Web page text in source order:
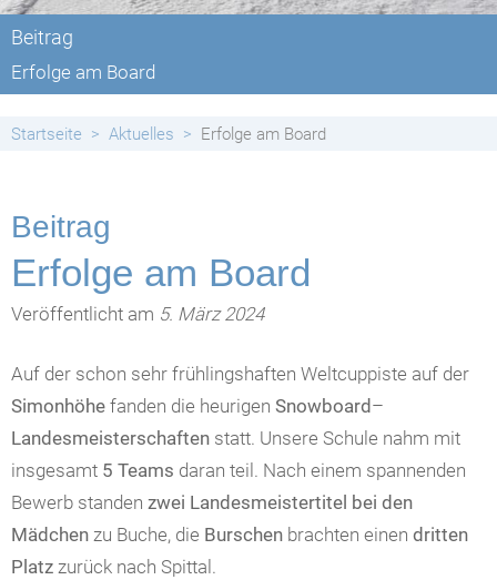
Beitrag
Erfolge am Board
Startseite Aktuelles Erfolge am Board
Beitrag
Erfolge am Board
Veröffentlicht am 5. März 2024
Auf der schon sehr frühlingshaften Weltcuppiste auf der
Simonhöhe fanden die heurigen Snowboard –
Landesmeisterschaften statt. Unsere Schule nahm mit
insgesamt 5 Teams daran teil. Nach einem spannenden
Bewerb standen zwei Landesmeistertitel bei den
Mädchen zu Buche, die Burschen brachten einen dritten
Platz zurück nach Spittal.